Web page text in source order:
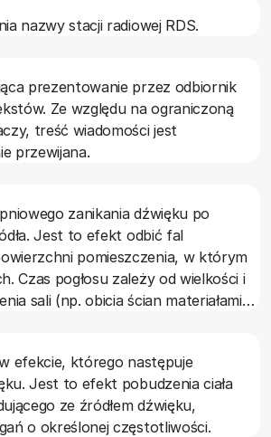
nazwy stacji radiowej RDS.
prezentowanie przez odbiornik
Ze względu na ograniczoną
treść wiadomości jest
przewijana.
zanikania dźwięku po
Jest to efekt odbić fal
pomieszczenia, w którym
Czas pogłosu zależy od wielkości i
sali (np. obicia ścian materiałami
efekcie, którego następuje
Jest to efekt pobudzenia ciała
ze źródłem dźwięku,
o określonej częstotliwości.